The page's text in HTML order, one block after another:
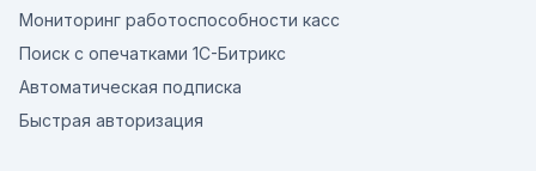
Мониторинг работоспособности касс
Поиск с опечатками 1С-Битрикс
Автоматическая подписка
Быстрая авторизация